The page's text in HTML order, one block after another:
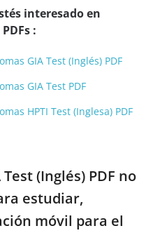
interesado en
:
GIA Test (Inglés) PDF
GIA Test PDF
HPTI Test (Inglesa) PDF
(Inglés) PDF no
estudiar,
móvil para el